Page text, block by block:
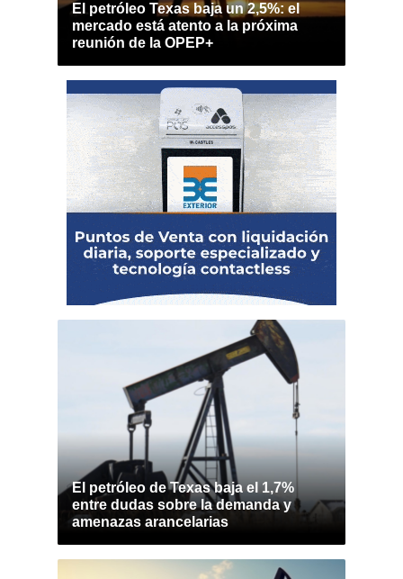
El petróleo Texas baja un 2,5%: el
mercado está atento a la próxima
reunión de la OPEP+
El petróleo de Texas baja el 1,7%
entre dudas sobre la demanda y
amenazas arancelarias